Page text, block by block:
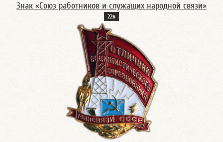
Знак «Союз работников и служащих народной связи»
22в